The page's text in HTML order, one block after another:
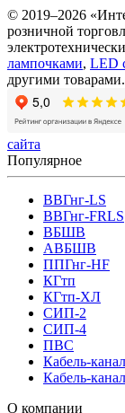
© 2019–2026
розничной
лампочками, LED
другими товарами.
сайта
Популярное
ВВГнг-LS
ВВГнг-FRLS
ВБШВ
АВБШВ
ППГнг-HF
КГтп
КГтп-ХЛ
СИП-2
СИП-4
ПВС
Кабель-
Кабель-
О компании